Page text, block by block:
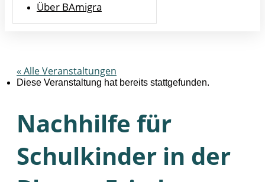
Über BAmigra
« Alle Veranstaltungen
Diese Veranstaltung hat bereits stattgefunden.
Nachhilfe für
Schulkinder in der